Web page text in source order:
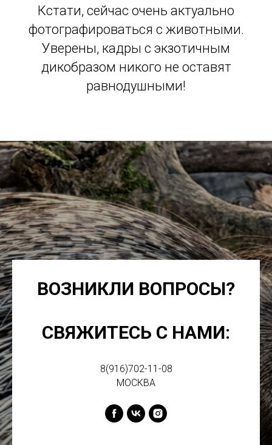
Кстати, сейчас очень актуально
фотографироваться с животными.
Уверены, кадры с экзотичным
дикобразом никого не оставят
равнодушными!
ВОЗНИКЛИ ВОПРОСЫ?
СВЯЖИТЕСЬ С НАМИ:
8(916)702-11-08
МОСКВА